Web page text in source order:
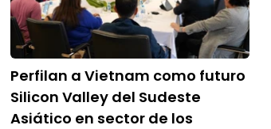
Perfilan a Vietnam como futuro
Silicon Valley del Sudeste
Asiático en sector de los